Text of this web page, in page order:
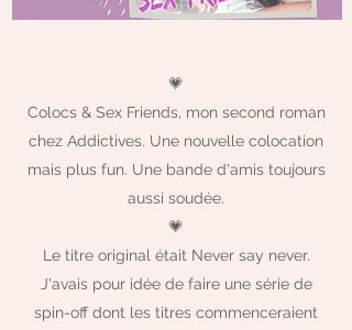
💗
Colocs & Sex Friends, mon second roman
chez Addictives. Une nouvelle colocation
mais plus fun. Une bande d'amis toujours
aussi soudée.
💗
Le titre original était Never say never.
J'avais pour idée de faire une série de
spin-off dont les titres commenceraient